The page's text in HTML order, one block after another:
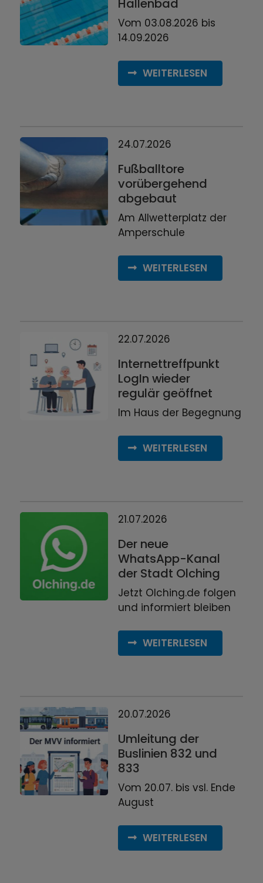
Vom 03.08.2026 bis
14.09.2026
WEITERLESEN
24.07.2026
Fußballtore
vorübergehend
abgebaut
Am Allwetterplatz der
Amperschule
WEITERLESEN
22.07.2026
Internettreffpunkt
LogIn wieder
regulär geöffnet
Im Haus der Begegnung
WEITERLESEN
21.07.2026
Der neue
WhatsApp-Kanal
der Stadt Olching
Jetzt Olching.de folgen
und informiert bleiben
WEITERLESEN
20.07.2026
Umleitung der
Buslinien 832 und
833
Vom 20.07. bis vsl. Ende
August
WEITERLESEN